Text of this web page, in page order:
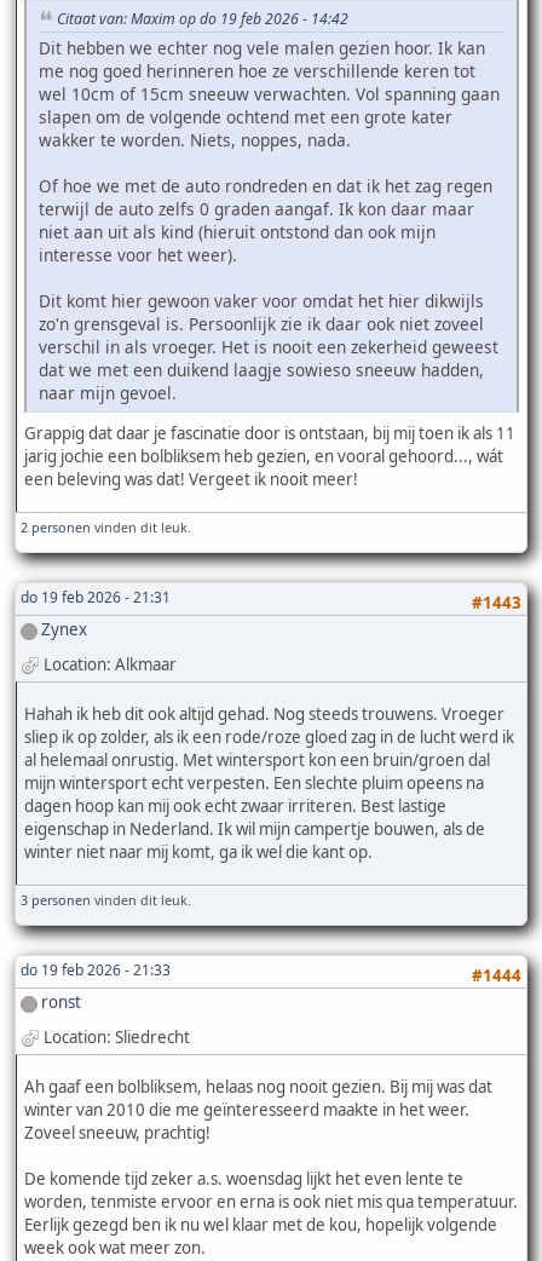
Citaat van: Maxim op do 19 feb 2026 - 14:42
Dit hebben we echter nog vele malen gezien hoor. Ik kan
me nog goed herinneren hoe ze verschillende keren tot
wel 10cm of 15cm sneeuw verwachten. Vol spanning gaan
slapen om de volgende ochtend met een grote kater
wakker te worden. Niets, noppes, nada.
Of hoe we met de auto rondreden en dat ik het zag regen
terwijl de auto zelfs 0 graden aangaf. Ik kon daar maar
niet aan uit als kind (hieruit ontstond dan ook mijn
interesse voor het weer).
Dit komt hier gewoon vaker voor omdat het hier dikwijls
zo'n grensgeval is. Persoonlijk zie ik daar ook niet zoveel
verschil in als vroeger. Het is nooit een zekerheid geweest
dat we met een duikend laagje sowieso sneeuw hadden,
naar mijn gevoel.
Grappig dat daar je fascinatie door is ontstaan, bij mij toen ik als 11
jarig jochie een bolbliksem heb gezien, en vooral gehoord..., wát
een beleving was dat! Vergeet ik nooit meer!
2 personen vinden dit leuk.
do 19 feb 2026 - 21:31
#1443
Zynex
Location: Alkmaar
Hahah ik heb dit ook altijd gehad. Nog steeds trouwens. Vroeger
sliep ik op zolder, als ik een rode/roze gloed zag in de lucht werd ik
al helemaal onrustig. Met wintersport kon een bruin/groen dal
mijn wintersport echt verpesten. Een slechte pluim opeens na
dagen hoop kan mij ook echt zwaar irriteren. Best lastige
eigenschap in Nederland. Ik wil mijn campertje bouwen, als de
winter niet naar mij komt, ga ik wel die kant op.
3 personen vinden dit leuk.
do 19 feb 2026 - 21:33
#1444
ronst
Location: Sliedrecht
Ah gaaf een bolbliksem, helaas nog nooit gezien. Bij mij was dat
winter van 2010 die me geïnteresseerd maakte in het weer.
Zoveel sneeuw, prachtig!
De komende tijd zeker a.s. woensdag lijkt het even lente te
worden, tenmiste ervoor en erna is ook niet mis qua temperatuur.
Eerlijk gezegd ben ik nu wel klaar met de kou, hopelijk volgende
week ook wat meer zon.